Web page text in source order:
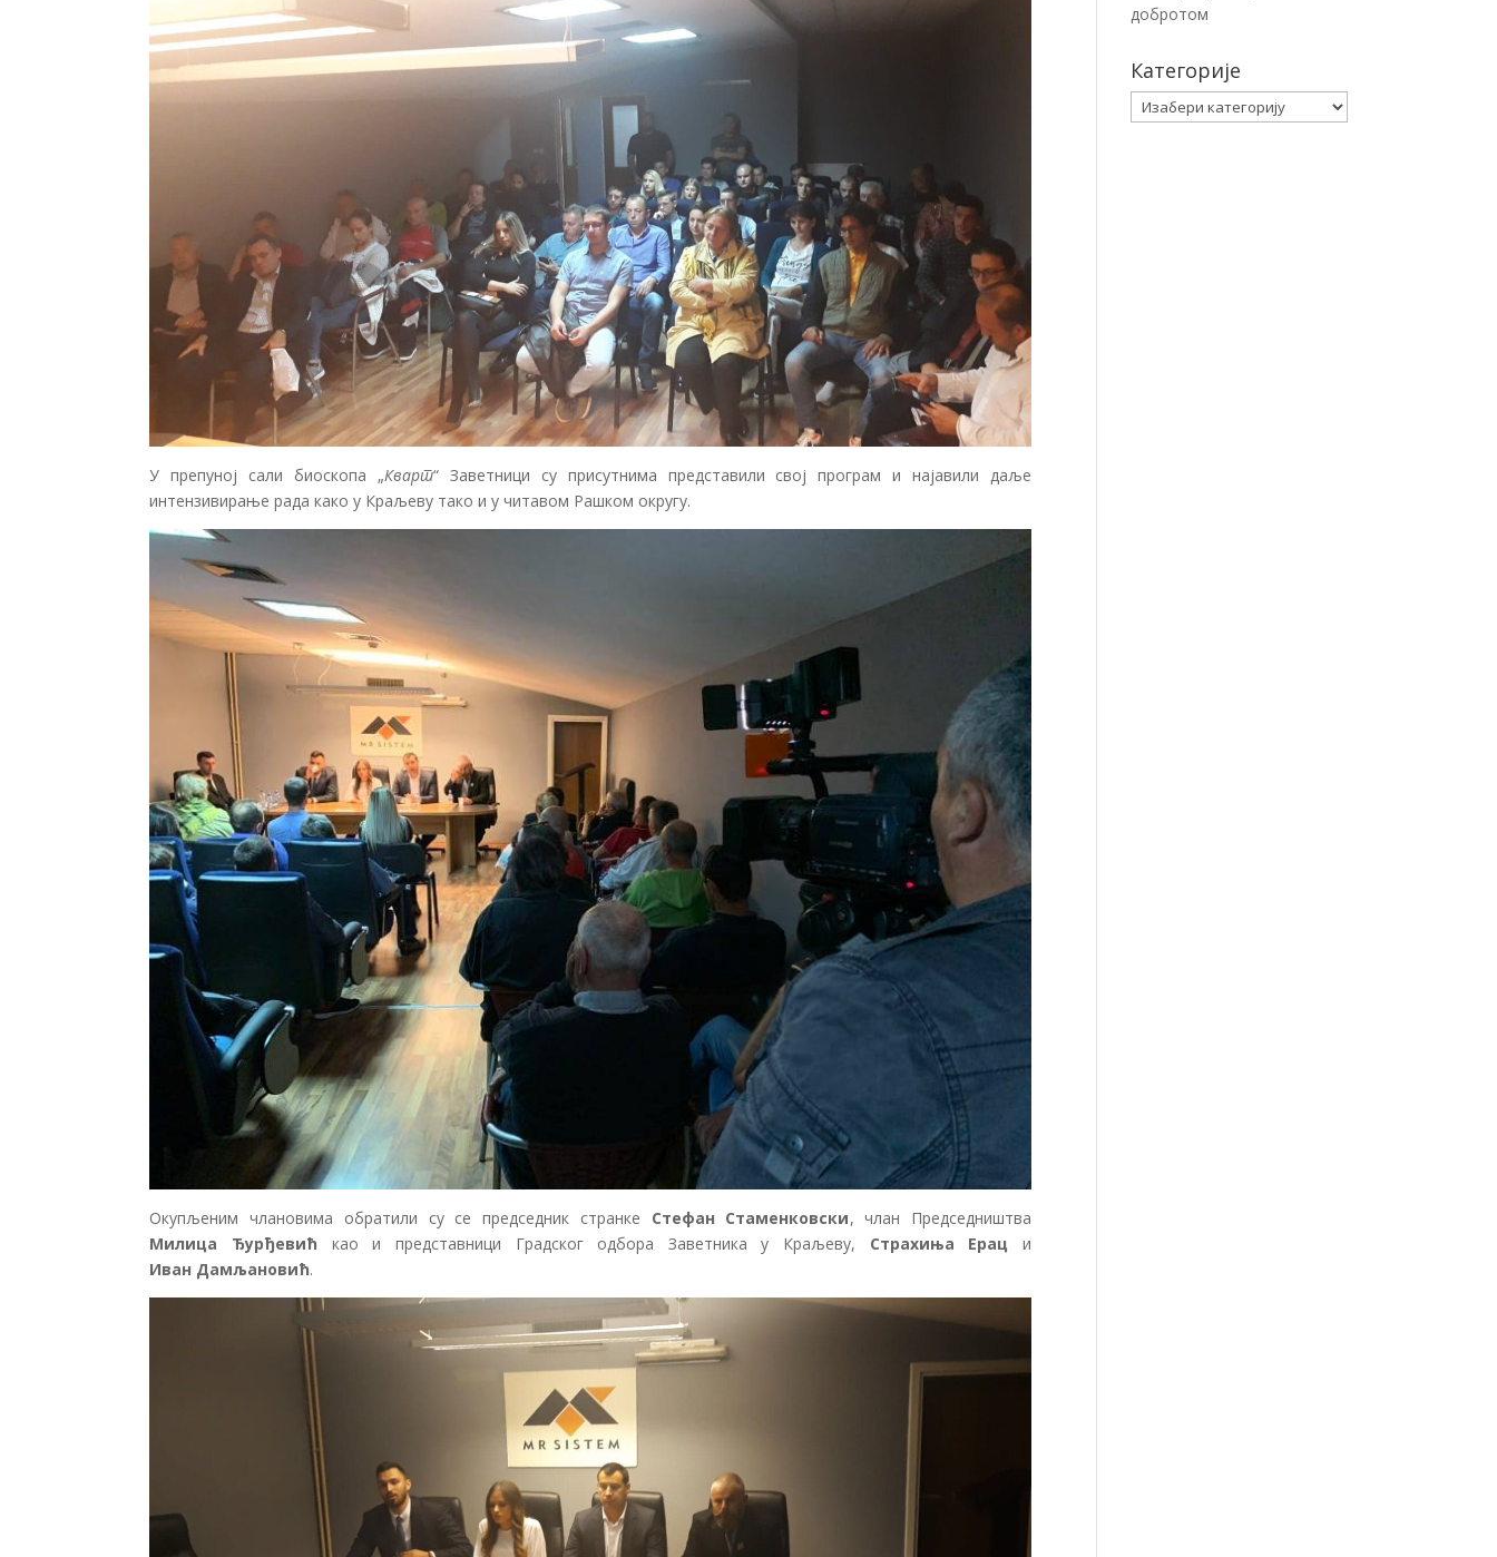
У препуној сали биоскопа „Кварт“ Заветници су присутнима представили свој програм и најавили даље
интензивирање рада како у Краљеву тако и у читавом Рашком округу.
Окупљеним члановима обратили су се председник странке Стефан Стаменковски, члан Председништва
Милица Ђурђевић као и представници Градског одбора Заветника у Краљеву, Страхиња Ерац и
Иван Дамљановић.
добротом
Категорије
Категорије